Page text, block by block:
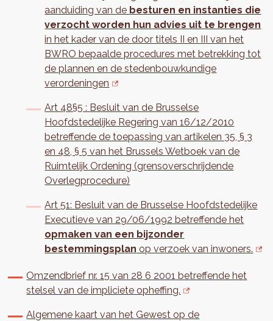
aanduiding van de besturen en instanties die
verzocht worden hun advies uit te brengen
in het kader van de door titels II en III van het
BWRO bepaalde procedures met betrekking tot
de plannen en de stedenbouwkundige
verordeningen
Art 48§5 : Besluit van de Brusselse
Hoofdstedelijke Regering van 16/12/2010
betreffende de toepassing van artikelen 35, § 3
en 48, § 5 van het Brussels Wetboek van de
Ruimtelijk Ordening (grensoverschrijdende
Overlegprocedure)
Art 51: Besluit van de Brusselse Hoofdstedelijke
Executieve van 29/06/1992 betreffende het
opmaken van een bijzonder
bestemmingsplan op verzoek van inwoners.
Omzendbrief nr. 15 van 28 6 2001 betreffende het
stelsel van de impliciete opheffing.
Algemene kaart van het Gewest op de